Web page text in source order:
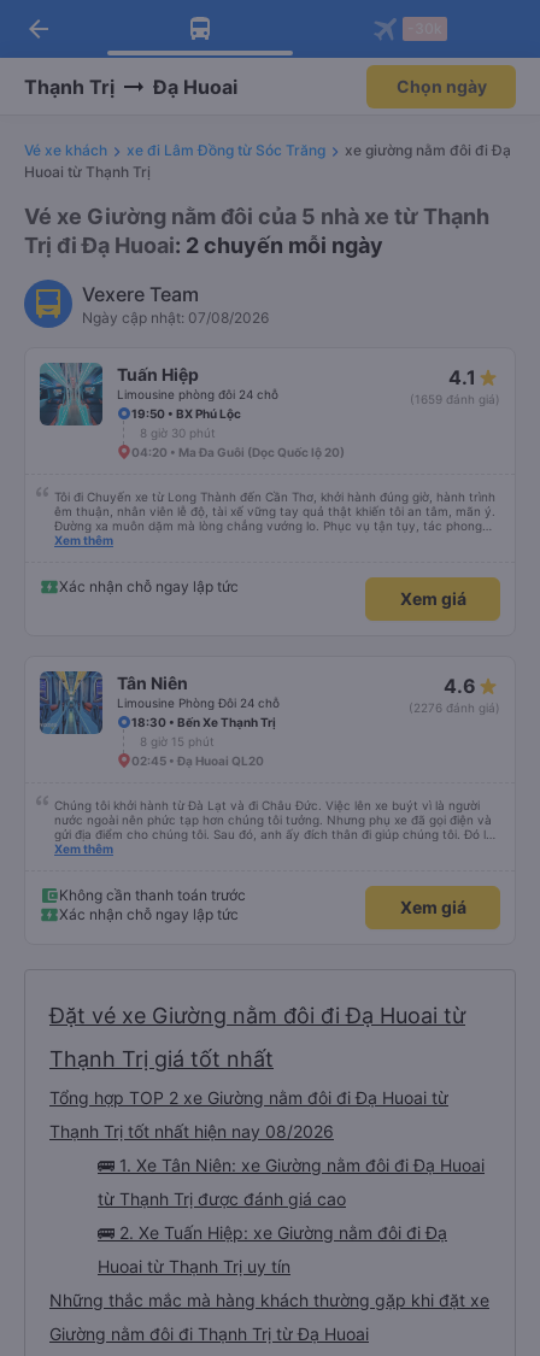
Tải app Vexere ngay!
Nhận ưu đãi thành viên độc
Mở app
Tải app Vexere
-30k/ghế khi đặt vé máy bay qua
Mở app
arrow_back
Thạnh Trị Đạ Huoai Chọn ngày
Vé xe khách xe đi Lâm Đồng từ Sóc Trăng
xe giường nằm đôi đi Đạ
Huoai từ Thạnh Trị
Vé xe Giường nằm đôi của 5 nhà xe từ Thạnh
Trị đi Đạ Huoai: 2 chuyến mỗi ngày
Vexere Team
Ngày cập nhật: 07/08/2026
Tuấn Hiệp
Limousine phòng đôi 24 chỗ
4.1
(1659 đánh giá)
19:50 • BX Phú Lộc
8 giờ 30 phút
04:20 • Ma Đa Guôi (Dọc Quốc lộ 20)
Tôi đi Chuyến xe từ Long Thành đến Cần Thơ, khởi hành đúng giờ, hành trình
êm thuận, nhân viên lễ độ, tài xế vững tay quả thật khiến tôi an tâm, mãn ý.
Đường xa muôn dặm mà lòng chẳng vướng lo. Phục vụ tận tụy, tác phong
nghiêm cẩn, hiếm thấy giữa thời buổi kim tiền vội vã. Xã hội loạn đạo. Xin gửi
Xem thêm
Xác nhận chỗ ngay lập tức
Xem giá
Tân Niên
Limousine Phòng Đôi 24 chỗ
4.6
(2276 đánh giá)
18:30 • Bến Xe Thạnh Trị
8 giờ 15 phút
02:45 • Đạ Huoai QL20
Chúng tôi khởi hành từ Đà Lạt và đi Châu Đức. Việc lên xe buýt vì là người
nước ngoài nên phức tạp hơn chúng tôi tưởng. Nhưng phụ xe đã gọi điện và
gửi địa điểm cho chúng tôi. Sau đó, anh ấy đích thân đi giúp chúng tôi. Đó là
lần đầu tiên đi xe giường nằm với hai đứa trẻ nhỏ khá thú vị. Chúng tôi không
điểm dừng, họ đánh thức chúng tôi dậy và đảm bảo chúng tôi đã sẵn sàng.
Nhìn chung, đó là một trải nghiệm tốt. Mỗi giường đều có gối và chăn, và đủ
chỗ cho 1 người lớn và 1 trẻ em nằm thoải mái.
Xem thêm
Không cần thanh toán trước
Xác nhận chỗ ngay lập tức
Xem giá
Đặt vé xe Giường nằm đôi đi Đạ Huoai từ
Thạnh Trị giá tốt nhất
Tổng hợp TOP 2 xe Giường nằm đôi đi Đạ Huoai từ
Thạnh Trị tốt nhất hiện nay 08/2026
🚌 1. Xe Tân Niên: xe Giường nằm đôi đi Đạ Huoai
từ Thạnh Trị được đánh giá cao
🚌 2. Xe Tuấn Hiệp: xe Giường nằm đôi đi Đạ
Huoai từ Thạnh Trị uy tín
Những thắc mắc mà hàng khách thường gặp khi đặt xe
Giường nằm đôi đi Thạnh Trị từ Đạ Huoai